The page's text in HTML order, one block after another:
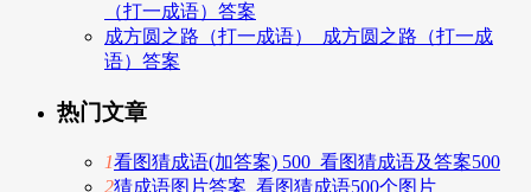
（打一成语）答案
成方圆之路（打一成语）_成方圆之路（打一成
语）答案
热门文章
1看图猜成语(加答案) 500_看图猜成语及答案500
2猜成语图片答案_看图猜成语500个图片